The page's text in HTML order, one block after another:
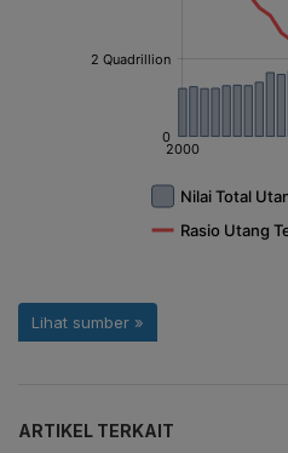
ARTIKEL TERKAIT